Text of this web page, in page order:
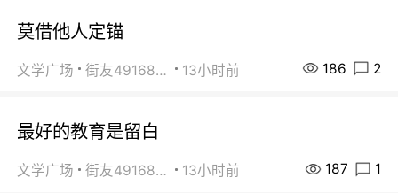
莫借他人定锚
文学广场 街友49168527 13小时前 186 2
最好的教育是留白
文学广场 街友49168527 13小时前 187 1